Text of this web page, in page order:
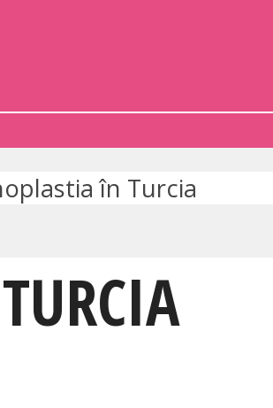
în Turcia